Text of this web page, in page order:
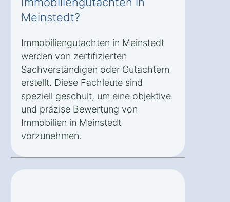
Meinstedt?
Immobiliengutachten in Meinstedt
werden von zertifizierten
Sachverständigen oder Gutachtern
erstellt. Diese Fachleute sind
speziell geschult, um eine objektive
und präzise Bewertung von
Immobilien in Meinstedt
vorzunehmen.